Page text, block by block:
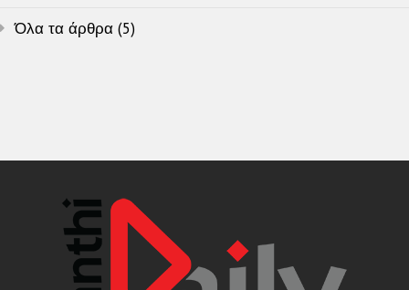
Όλα τα άρθρα (5)